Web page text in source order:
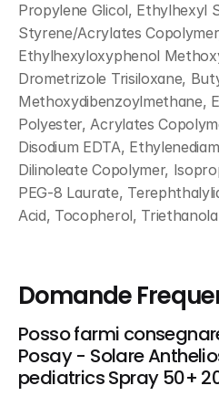
Propylene Glicol, Ethylhexyl
Styrene/Acrylates
Ethylhexyloxyphenol
Drometrizole Trisiloxane,
Methoxydibenzoylmethane,
Polyester, Acrylates
Disodium EDTA,
Dilinoleate Copolymer,
PEG-8 Laurate,
Acid, Tocopherol,
Domande
Posso farmi
Posay - Solare
pediatrics Spray 50+